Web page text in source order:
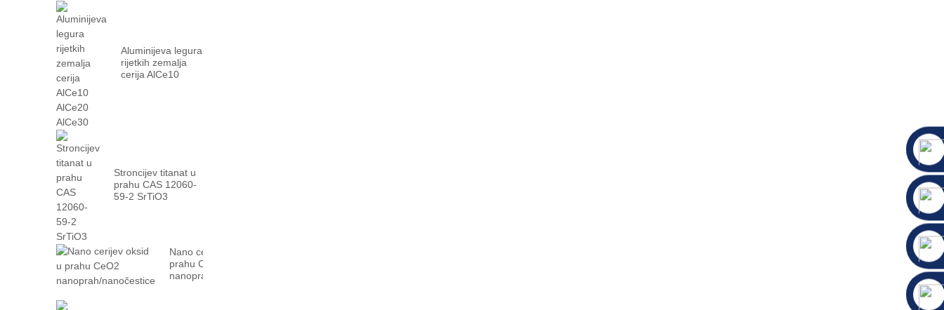
Aluminijeva legura
rijetkih zemalja
cerija AlCe10
Stroncijev titanat u
prahu CAS 12060-
59-2 SrTiO3
Nano cerijev oksid u
prahu CeO2
nanoprah/nanočestice